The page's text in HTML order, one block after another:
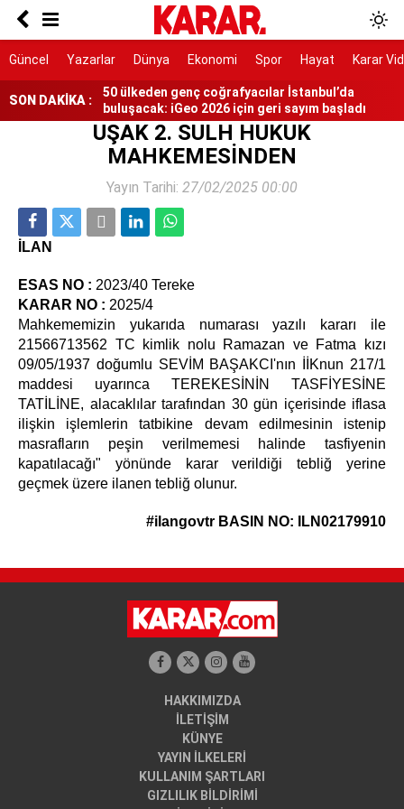
Güncel Yazarlar Dünya Ekonomi Spor Hayat Karar
SON DAKİKA :
İbrahim Peksoy Silivri’den Taksim’e ulaştı
santimetre yükseldi
50 ülkeden genç coğrafyacılar İstanbul’da
buluşacak: iGeo 2026 için geri sayım başladı
Miniklere Papatya’dan çocuklara mutluluk dolu
buluşma
“Suudi Arabistan’ı kimse koruyamayacak”
Görüşme öncesi kapıda gerilim
UŞAK 2. SULH HUKUK
MAHKEMESİNDEN
Yayın Tarihi: 27/02/2025 00:00
İLAN
ESAS NO : 2023/40 Tereke
KARAR NO : 2025/4
Mahkememizin yukarıda numarası yazılı kararı ile
21566713562 TC kimlik nolu Ramazan ve Fatma kızı
09/05/1937 doğumlu SEVİM BAŞAKCI'nın İİKnun 217/1
maddesi uyarınca TEREKESİNİN TASFİYESİNE
TATİLİNE, alacaklılar tarafından 30 gün içerisinde iflasa
ilişkin işlemlerin tatbikine devam edilmesinin istenip
masrafların peşin verilmemesi halinde tasfiyenin
kapatılacağı" yönünde karar verildiği tebliğ yerine
geçmek üzere ilanen tebliğ olunur.
#ilangovtr BASIN NO: ILN02179910
HAKKIMIZDA
İLETİŞİM
KÜNYE
YAYIN İLKELERİ
KULLANIM ŞARTLARI
GIZLILIK BİLDİRİMİ